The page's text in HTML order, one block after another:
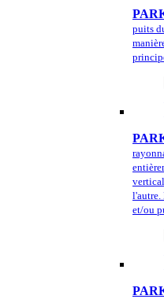
puits
l'autre.
et/ou